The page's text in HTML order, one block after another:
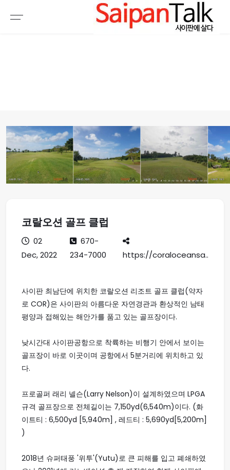
1 2 3 4 5 6 7 8 9 10 11 12 13 14 15 16 17 18 19 20
코랄오션 골프 클럽
02
Dec, 2022
670-
234-7000
https://coraloceansa..
사이판 최남단에 위치한 코랄오션 리조트 골프 클럽(약자
로 COR)은 사이판의 아름다운 자연경관과 환상적인 남태
평양과 접해있는 해안가를 품고 있는 골프장이다.
낮시간대 사이판공항으로 착륙하는 비행기 안에서 보이는
골프장이 바로 이곳이며 공항에서 5분거리에 위치하고 있
다.
프로골퍼 래리 넬슨(Larry Nelson)이 설계하였으며 LPGA
규격 골프장으로 전체길이는 7,150yd(6,540m)이다. (화
이트티 : 6,500yd [5,940m] , 레드티 : 5,690yd[5,200m]
)
2018년 슈퍼태풍 '위투'(Yutu)로 큰 피해를 입고 폐쇄하였
여행정보
생활정보
갤러리 & 동영상